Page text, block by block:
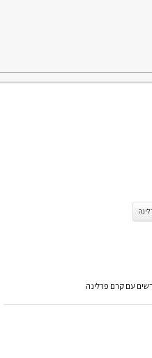
עם קרם פרלינה